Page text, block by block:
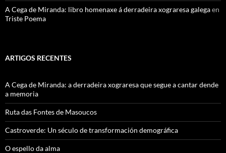
A Cega de Miranda: libro homenaxe á derradeira xograresa galegaen
Triste Poema
ARTIGOS RECENTES
A Cega de Miranda: a derradeira xograresa que segue a cantar dende
a memoria
Ruta das Fontes de Masoucos
Castroverde: Un século de transformación demográfica
O espello da alma